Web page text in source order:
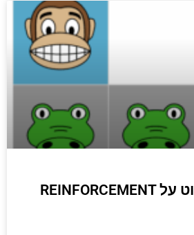
הסבר קל ופשוט על REINFORCEMENT